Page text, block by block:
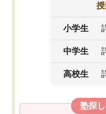
小学生
中学生
高校生
塾探